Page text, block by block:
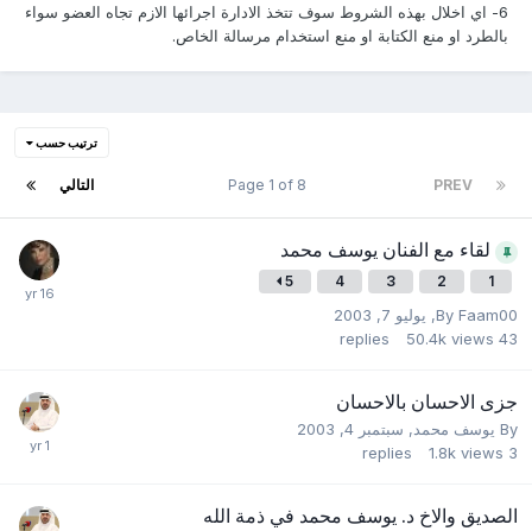
6- اي اخلال بهذه الشروط سوف تتخذ الادارة اجرائها الازم تجاه العضو سواء
بالطرد او منع الكتابة او منع استخدام مرسالة الخاص.
ترتيب حسب
PREV التالي Page 1 of 8
لقاء مع الفنان يوسف محمد
1
2
3
4
5
By Faam00
, يوليو 7, 2003
43
replies 50.4k views
جزى الاحسان بالاحسان
By يوسف محمد, سبتمبر 4, 2003
3
replies 1.8k views
الصديق والاخ د. يوسف محمد في ذمة الله